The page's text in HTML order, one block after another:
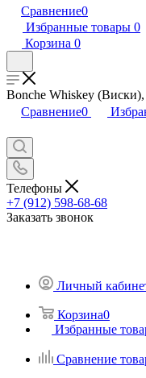
Сравнение0
Избранные товары 0
Корзина 0
Bonche Whiskey (Виски),
Сравнение0
Телефоны
+7 (912) 598-68-68
Заказать звонок
Личный
Корзина0
Избранные
Сравнение